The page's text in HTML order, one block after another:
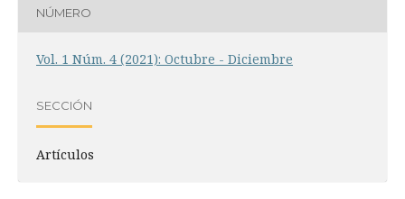
NÚMERO
Vol. 1 Núm. 4 (2021): Octubre - Diciembre
SECCIÓN
Artículos